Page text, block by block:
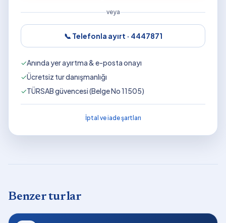
veya
📞 Telefonla ayırt · 4447871
✓Anında yer ayırtma & e-posta onayı
✓Ücretsiz tur danışmanlığı
✓TÜRSAB güvencesi (Belge No 11505)
İptal ve iade şartları
Benzer turlar